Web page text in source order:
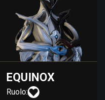
EQUINOX
Ruolo: